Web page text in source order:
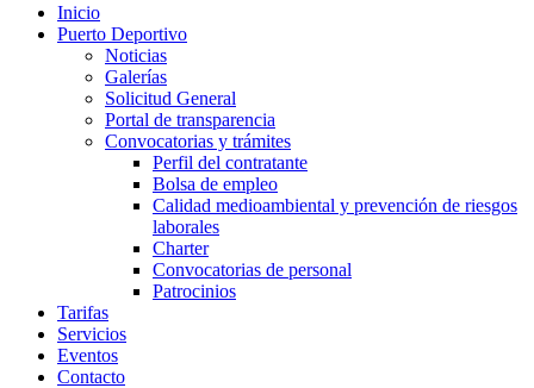
Inicio
Puerto Deportivo
Noticias
Galerías
Solicitud General
Portal de transparencia
Convocatorias y trámites
Perfil del contratante
Bolsa de empleo
Calidad medioambiental y prevención de riesgos
laborales
Charter
Convocatorias de personal
Patrocinios
Tarifas
Servicios
Eventos
Contacto